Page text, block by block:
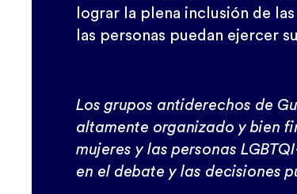
lograr la plena inclusión de
las personas puedan ejercer
Los grupos antiderechos de
altamente organizado y bien
mujeres y las personas
en el debate y las decisiones